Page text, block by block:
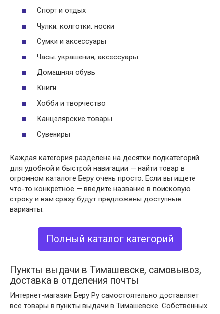
Спорт и отдых
Чулки, колготки, носки
Сумки и аксессуары
Часы, украшения, аксессуары
Домашняя обувь
Книги
Хобби и творчество
Канцелярские товары
Сувениры
Каждая категория разделена на десятки подкатегорий
для удобной и быстрой навигации — найти товар в
огромном каталоге Беру очень просто. Если вы ищете
что-то конкретное — введите название в поисковую
строку и вам сразу будут предложены доступные
варианты.
Полный каталог категорий
Пункты выдачи в Тимашевске, самовывоз,
доставка в отделения почты
Интернет-магазин Беру Ру самостоятельно доставляет
все товары в пункты выдачи в Тимашевске. Собственных